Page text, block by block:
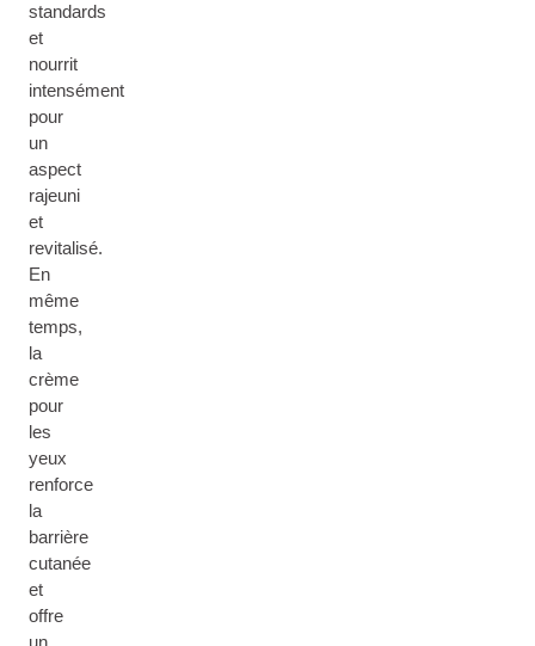
standards
et
nourrit
intensément
pour
un
aspect
rajeuni
et
revitalisé.
En
même
temps,
la
crème
pour
les
yeux
renforce
la
barrière
cutanée
et
offre
un